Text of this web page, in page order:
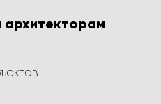
архитекторам